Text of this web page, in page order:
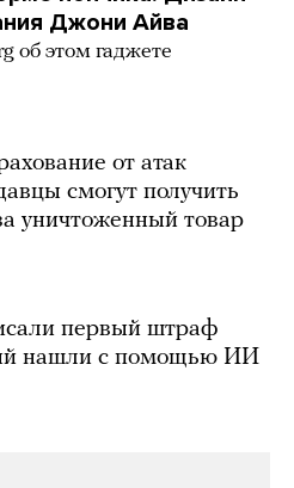
Джони Айва
об этом гаджете
от атак
смогут получить
уничтоженный товар
первый штраф
нашли с помощью ИИ